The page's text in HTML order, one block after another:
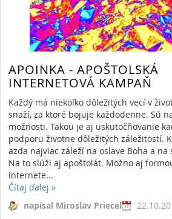
APOINKA - APOŠTOLSKÁ
INTERNETOVÁ KAMPAŇ
Každý má niekoľko dôležitých vecí v
snaží, za ktoré bojuje každodenne. Sú
možnosti. Takou je aj uskutočňovanie
podporu životne dôležitých záležitostí.
azda najviac záleží na oslave Boha a
Na to slúži aj apoštolát. Možno aj
internete...
Čítaj ďalej »
napísal Miroslav Priecel